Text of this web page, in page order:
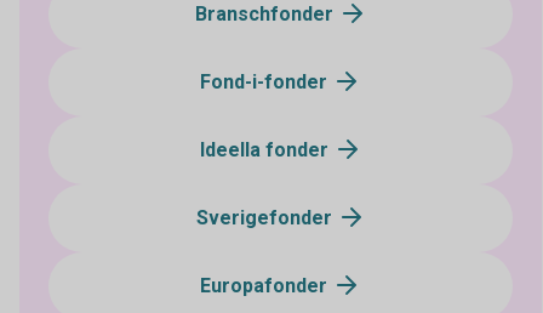
Branschfonder
Fond-i-fonder
Ideella fonder
Sverigefonder
Europafonder